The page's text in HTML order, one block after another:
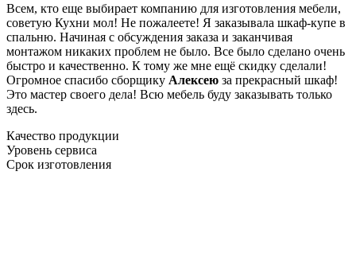
Всем, кто еще выбирает компанию для изготовления мебели,
советую Кухни мол! Не пожалеете! Я заказывала шкаф-купе в
спальню. Начиная с обсуждения заказа и заканчивая
монтажом никаких проблем не было. Все было сделано очень
быстро и качественно. К тому же мне ещё скидку сделали!
Огромное спасибо сборщику Алексею за прекрасный шкаф!
Это мастер своего дела! Всю мебель буду заказывать только
здесь.
Качество продукции
Уровень сервиса
Срок изготовления